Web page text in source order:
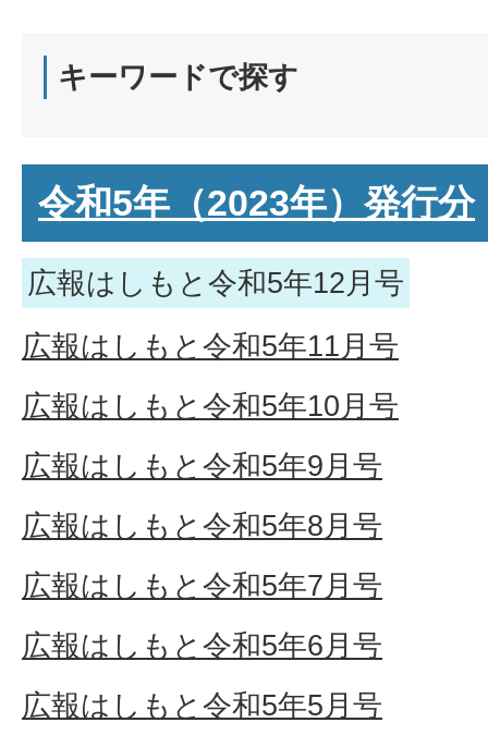
キーワードで探す
令和5年（2023年）発行分
広報はしもと令和5年12月号
広報はしもと令和5年11月号
広報はしもと令和5年10月号
広報はしもと令和5年9月号
広報はしもと令和5年8月号
広報はしもと令和5年7月号
広報はしもと令和5年6月号
広報はしもと令和5年5月号